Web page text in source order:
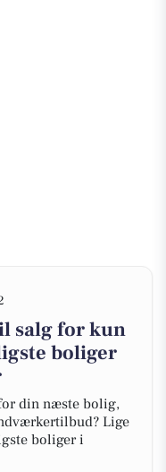
salg for kun
boliger
din næste bolig,
Lige
boliger i